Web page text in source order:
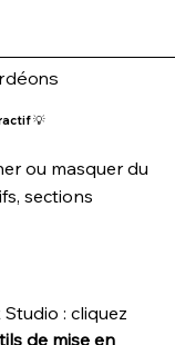
💡
ou masquer du
sections
: cliquez
de mise en